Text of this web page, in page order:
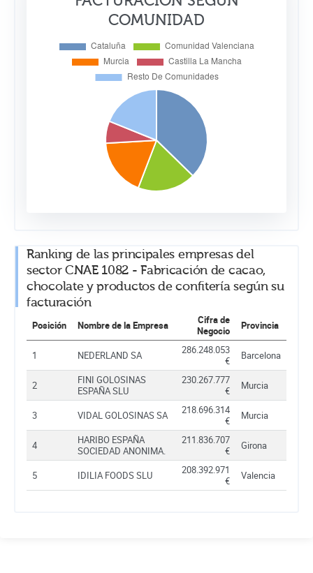
COMUNIDAD
Ranking de las principales empresas del
sector CNAE 1082 - Fabricación de cacao,
chocolate y productos de confitería según su
facturación
Posición Nombre de la Empresa
Cifra de
Negocio
Provincia
1 NEDERLAND SA
286.248.053
€
Barcelona
2
FINI GOLOSINAS
ESPAÑA SLU
230.267.777
€
Murcia
3 VIDAL GOLOSINAS SA
218.696.314
€
Murcia
4
HARIBO ESPAÑA
SOCIEDAD ANONIMA.
211.836.707
€
Girona
5 IDILIA FOODS SLU
208.392.971
€
Valencia